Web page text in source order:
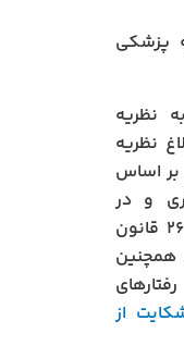
پزشکی
نظریه
نظریه
اساس
و در
پرونده‌های حقوقی بر اساس ماده ۲۶۰ قانون
از